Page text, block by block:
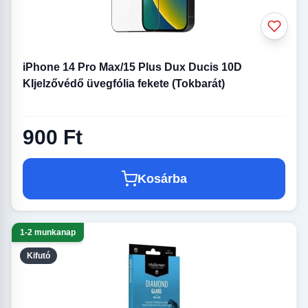
iPhone 14 Pro Max/15 Plus Dux Ducis 10D
KIjelzővédő üvegfólia fekete (Tokbarát)
900 Ft
Kosárba
Kifutó
1-2 munkanap